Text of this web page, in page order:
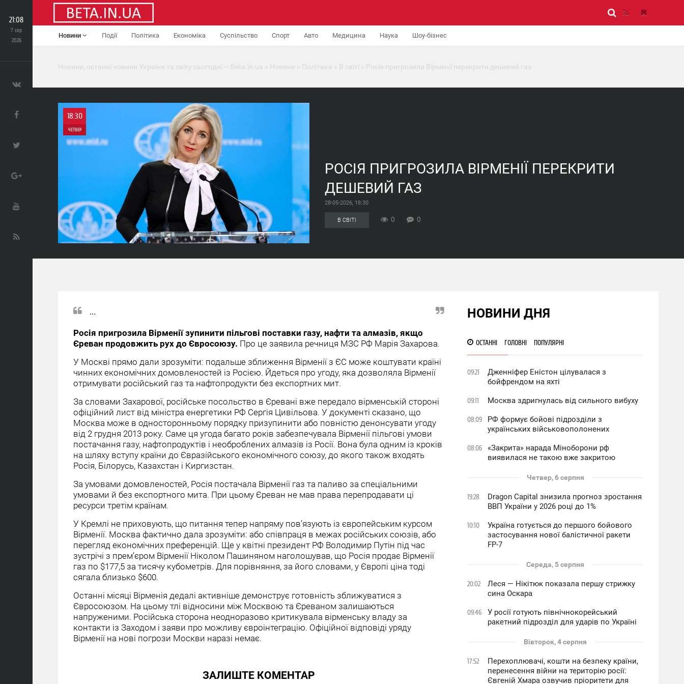
Новини Події Політика Економіка Суспільство Спорт Авто Медицина Наука Шоу-бізнес
21:08
7 сер
2026
Новини, останні новини України та світу сьогодні — Beta.in.ua Новини Політика В світі » Росія пригрозила Вірменії перекрити дешевий газ
18:30
ЧЕТВЕР
РОСІЯ ПРИГРОЗИЛА ВІРМЕНІЇ ПЕРЕКРИТИ
ДЕШЕВИЙ ГАЗ
28-05-2026, 18:30
В СВІТІ 0 0
...
Росія пригрозила Вірменії зупинити пільгові поставки газу, нафти та алмазів, якщо
Єреван продовжить рух до Євросоюзу. Про це заявила речниця МЗС РФ Марія Захарова.
У Москві прямо дали зрозуміти: подальше зближення Вірменії з ЄС може коштувати країні
чинних економічних домовленостей із Росією. Йдеться про угоду, яка дозволяла Вірменії
отримувати російський газ та нафтопродукти без експортних мит.
За словами Захарової, російське посольство в Єревані вже передало вірменській стороні
офіційний лист від міністра енергетики РФ Сергія Цивільова. У документі сказано, що
Москва може в односторонньому порядку призупинити або повністю денонсувати угоду
від 2 грудня 2013 року. Саме ця угода багато років забезпечувала Вірменії пільгові умови
постачання газу, нафтопродуктів і необроблених алмазів із Росії. Вона була одним із кроків
на шляху вступу країни до Євразійського економічного союзу, до якого також входять
Росія, Білорусь, Казахстан і Киргизстан.
За умовами домовленостей, Росія постачала Вірменії газ та паливо за спеціальними
умовами й без експортного мита. При цьому Єреван не мав права перепродавати ці
ресурси третім країнам.
У Кремлі не приховують, що питання тепер напряму пов’язують із європейським курсом
Вірменії. Москва фактично дала зрозуміти: або співпраця в межах російських союзів, або
перегляд економічних преференцій. Ще у квітні президент РФ Володимир Путін під час
зустрічі з прем’єром Вірменії Ніколом Пашиняном наголошував, що Росія продає Вірменії
газ по $177,5 за тисячу кубометрів. Для порівняння, за його словами, у Європі ціна тоді
сягала близько $600.
Останні місяці Вірменія дедалі активніше демонструє готовність зближуватися з
Євросоюзом. На цьому тлі відносини між Москвою та Єреваном залишаються
напруженими. Російська сторона неодноразово критикувала вірменську владу за
контакти із Заходом і заяви про можливу євроінтеграцію. Офіційної відповіді уряду
Вірменії на нові погрози Москви наразі немає.
ЗАЛИШТЕ КОМЕНТАР
НОВИНИ ДНЯ
ОСТАННІ ГОЛОВНІ ПОПУЛЯРНІ
09:21
Дженніфер Еністон цілувалася з
бойфрендом на яхті
09:11 Москва здригнулась від сильного вибуху
08:09
РФ формує бойові підрозділи з
українських військовополонених
08:06
«Закрита» нарада Міноборони рф
виявилася не такою вже закритою
Четвер, 6 серпня
19:28
Dragon Capital знизила прогноз зростання
ВВП України у 2026 році до 1%
10:10
Україна готується до першого бойового
застосування нової балістичної ракети
FP-7
Середа, 5 серпня
20:02
Леся — Нікітюк показала першу стрижку
сина Оскара
09:46
У росії готують північнокорейський
ракетний підрозділ для ударів по Україні
Вівторок, 4 серпня
17:52
Перехоплювачі, кошти на безпеку країни,
перенесення війни на територію росії:
Євгеній Хмара озвучив пріоритети для